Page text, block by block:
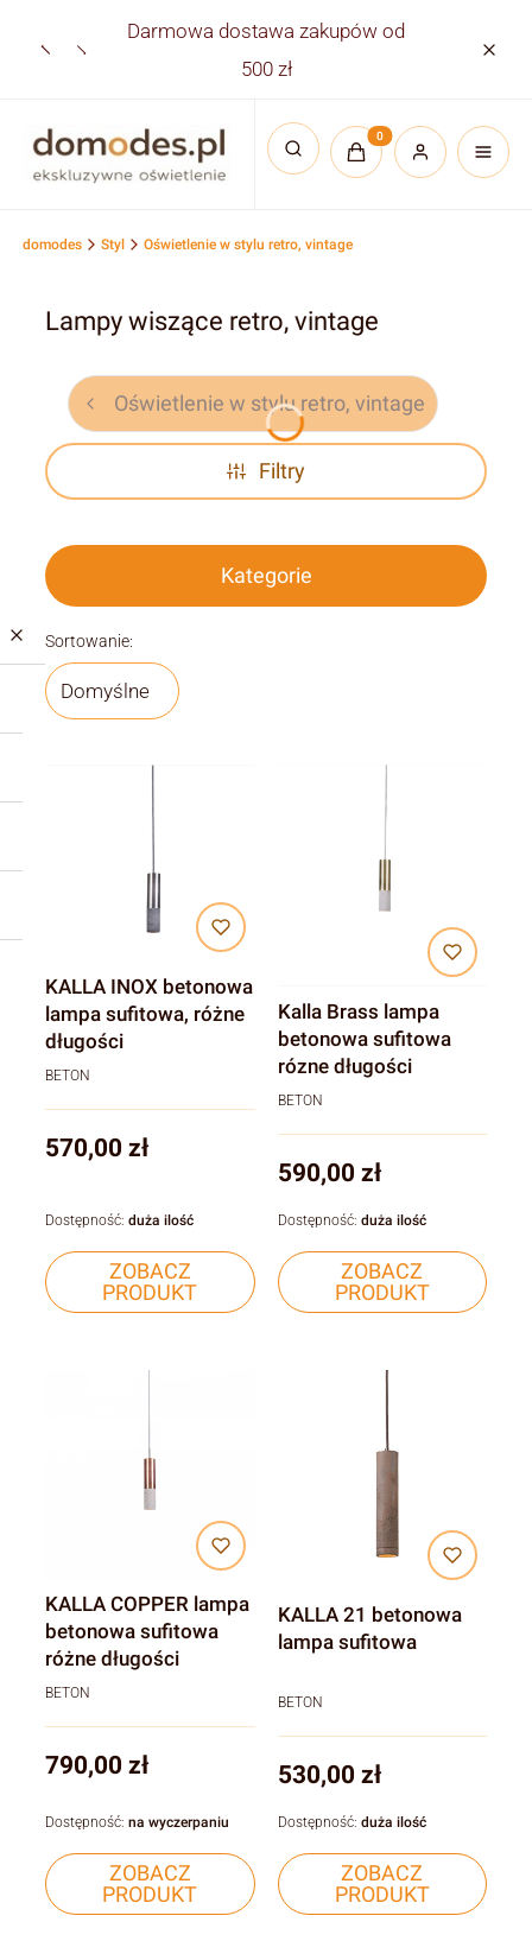
Darmowa dostawa zakupów od
500 zł
Otwórz wyszukiwarkę
Produkty w
domodes Styl Oświetlenie w stylu retro, vintage
Lampy wiszące retro, vintage
Oświetlenie w stylu retro, vintage
Filtry
Kategorie
Lista produktów
Sortowanie:
Domyślne
KALLA INOX betonowa
lampa sufitowa, różne
długości
BETON
Cena
570,00 zł
ZOBACZ
PRODUKT
Dostępność: duża ilość
Kalla Brass lampa
betonowa sufitowa
rózne długości
BETON
Cena
590,00 zł
ZOBACZ
PRODUKT
Dostępność: duża ilość
KALLA COPPER lampa
betonowa sufitowa
różne długości
BETON
Cena
790,00 zł
ZOBACZ
PRODUKT
Dostępność: na wyczerpaniu
KALLA 21 betonowa
lampa sufitowa
BETON
Cena
530,00 zł
ZOBACZ
PRODUKT
Dostępność: duża ilość